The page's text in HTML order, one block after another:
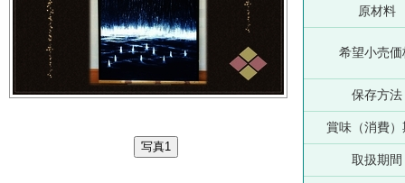
原材料
希望小売価
保存方法
賞味（消費）
取扱期間